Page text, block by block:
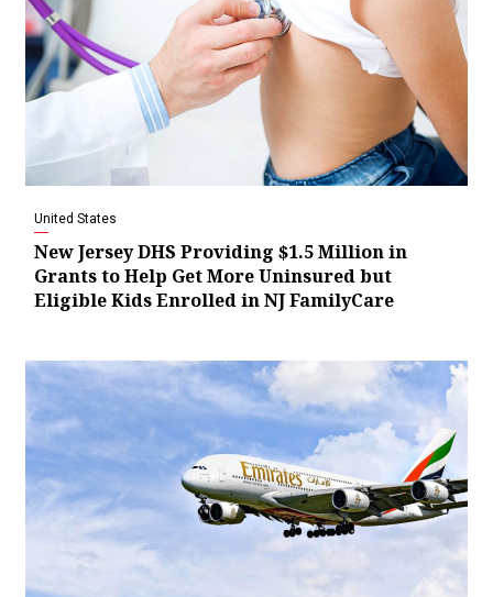
United States
New Jersey DHS Providing $1.5 Million in
Grants to Help Get More Uninsured but
Eligible Kids Enrolled in NJ FamilyCare